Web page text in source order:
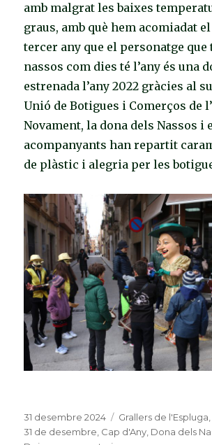
amb malgrat les baixes
graus, amb què hem acomiadat
tercer any que el personatge que
nassos com dies té l’any és una
estrenada l’any 2022 gràcies al
Unió de Botigues i Comerços de
Novament, la dona dels Nassos i
acompanyants han repartit
de plàstic i alegria per les
Publicat
el
31 desembre 2024 Categories
Grallers de l'Espluga
31 de desembre Cap d'Any Dona dels